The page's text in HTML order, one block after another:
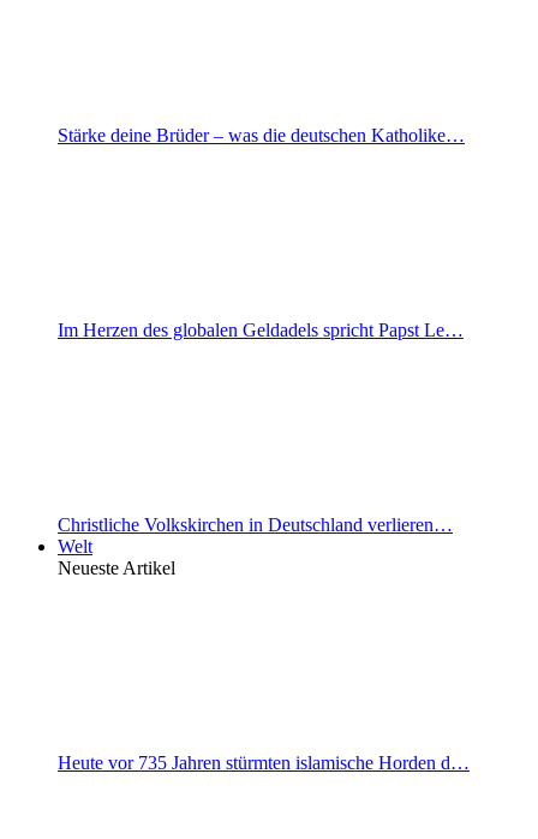
Stärke deine Brüder – was die deutschen Katholike…
Im Herzen des globalen Geldadels spricht Papst Le…
Christliche Volkskirchen in Deutschland verlieren…
Welt
Neueste Artikel
Heute vor 735 Jahren stürmten islamische Horden d…